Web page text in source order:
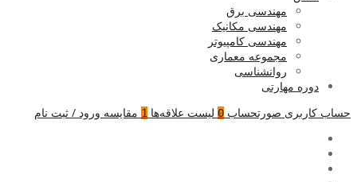
مهندسی برق
مهندسی مکانیک
مهندسی کامپیوتر
مجموعه معماری
روانشناسی
دوره مهارتی
حساب کاربری صورتحساب 0 لیست علاقه‌ها 1 مقایسه ورود / ثبت نام